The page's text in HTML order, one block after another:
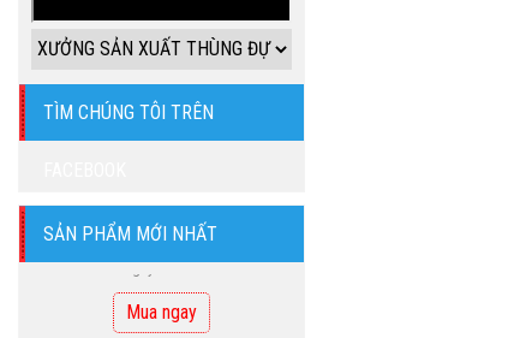
TÌM CHÚNG TÔI TRÊN
SẢN PHẨM MỚI NHẤT
NHÂN 20X10X10
Giá công ty: 350.000 VNĐ
Mua ngay